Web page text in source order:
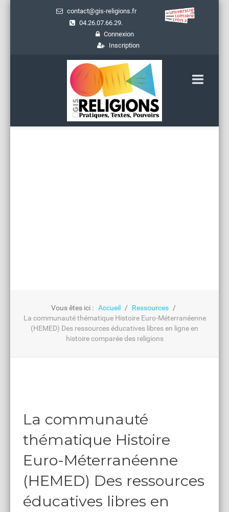
contact@gis-religions.fr
04.26.07.66.29.
Connexion
Inscription
Vous êtes ici : Accueil
Ressources
La communauté thématique Histoire Euro-Méterranéenne
(HEMED) Des ressources éducatives libres en ligne en
histoire comparée des religions
La communauté
thématique Histoire
Euro-Méterranéenne
(HEMED) Des ressources
éducatives libres en